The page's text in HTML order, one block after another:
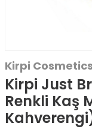
Kirpi Cosmetics
Kirpi Just
Renkli Kaş